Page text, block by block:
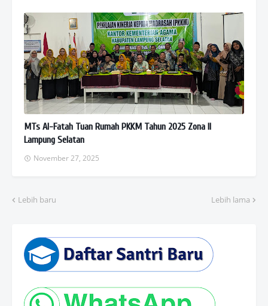
MTs Al-Fatah Tuan Rumah PKKM Tahun 2025 Zona II
Lampung Selatan
November 27, 2025
Lebih baru Lebih lama